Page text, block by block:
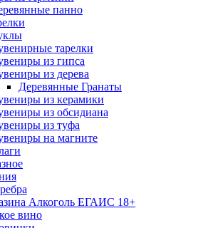
панно
тарелки
из гипса
из дерева
Деревянные Гранаты
из керамики
из обсидиана
из туфа
на магните
Алкоголь ЕГАИС 18+
вино